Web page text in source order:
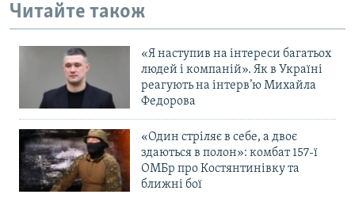
Читайте також
«Я наступив на інтереси багатьох
людей і компаній». Як в Україні
реагують на інтерв’ю Михайла
Федорова
«Один стріляє в себе, а двоє
здаються в полон»: комбат 157-ї
ОМБр про Костянтинівку та
ближні бої